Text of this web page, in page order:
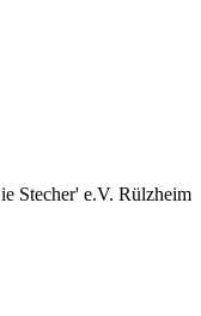
Stecher' e.V. Rülzheim